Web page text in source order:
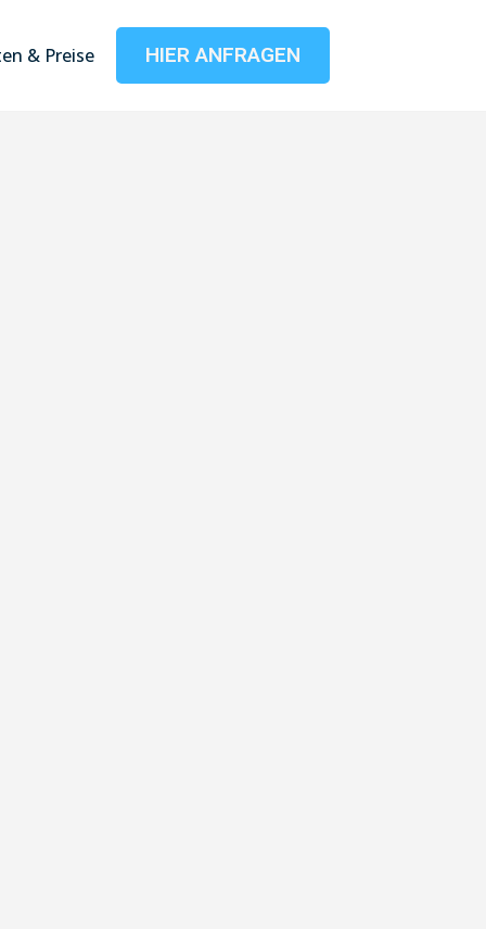
& Preise HIER ANFRAGEN